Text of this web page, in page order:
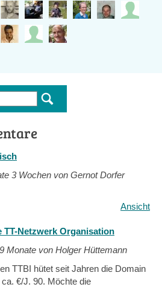
3 Wochen von Gernot Dorfer
Ansicht
TT-Netzwerk Organisation
Monate von Holger Hüttemann
TTBI hütet seit Jahren die Domain
€/J. 90. Möchte die